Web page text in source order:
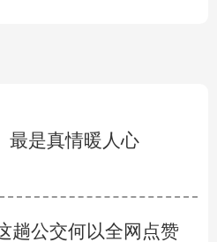
最是真情暖人心
趟公交何以全网点赞